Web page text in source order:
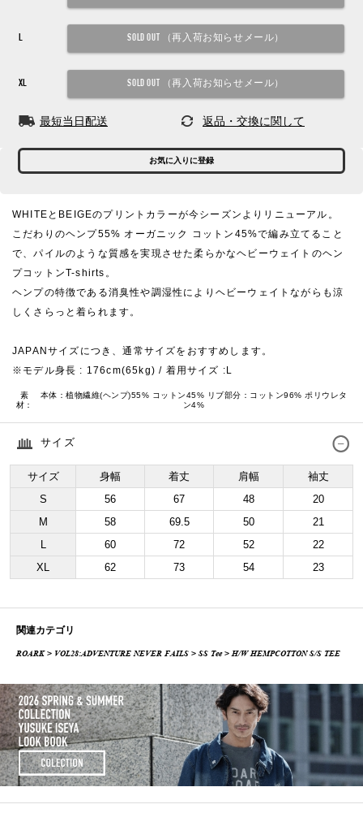
L
XL
最短当日配送 返品・交換に関して
お気に入りに登録
WHITEとBEIGEのプリントカラーが今シーズンよりリニューアル。
こだわりのヘンプ55% オーガニック コットン45%で編み立てること
で、パイルのような質感を実現させた柔らかなヘビーウェイトのヘン
プコットンT-shirts。
ヘンプの特徴である消臭性や調湿性によりヘビーウェイトながらも涼
しくさらっと着られます。
JAPANサイズにつき、通常サイズをおすすめします。
※モデル身長 : 176cm(65kg) / 着用サイズ :L
素
材：
本体：植物繊維(ヘンプ)55% コットン45% リブ部分：コットン96% ポリウレタ
ン4%
サイズ
サイズ 身幅 着丈 肩幅
袖丈
S
56 67 48
20
M
58 69.5 50
21
L
60 72 52
22
XL
62 73 54 23
関連カテゴリ
ROARK> VOL28:ADVENTURE NEVER FAILS >SS Tee> H/W HEMPCOTTON S/S TEE